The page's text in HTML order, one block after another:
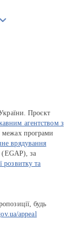
Проєкт
агентством з
межах програми
врядування
(EGAP), за
розвитку та
будь
appeal